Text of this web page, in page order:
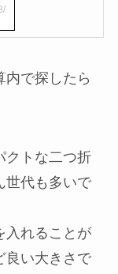
内で探したら
クトな二つ折
世代も多いで
入れることが
良い大きさで